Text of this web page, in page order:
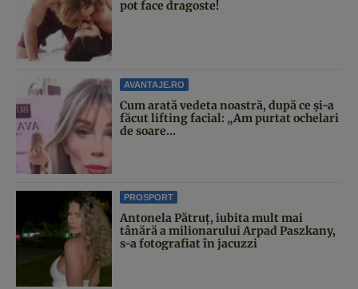
pot face dragoste!
AVANTAJE.RO
Cum arată vedeta noastră, după ce și-a
făcut lifting facial: „Am purtat ochelari
de soare...
PROSPORT
Antonela Pătruț, iubita mult mai
tânără a milionarului Arpad Paszkany,
s-a fotografiat în jacuzzi